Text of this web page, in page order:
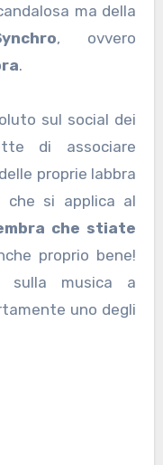
ma della
, ovvero
.
sul social dei
di associare
proprie labbra
che si applica al
che stiate
proprio bene!
sulla musica a
uno degli